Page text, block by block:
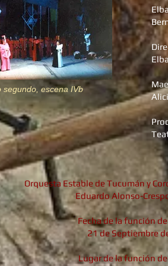
segundo, escena IVb
Orquesta Estable de Tucumán y
Eduardo Alonso-
Fecha de la función
21 de Septiembre
Lugar de la función